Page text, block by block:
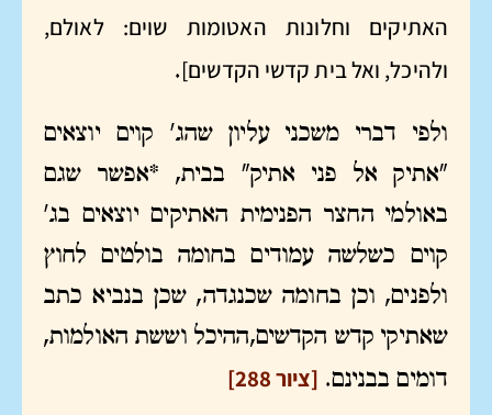
האתיקים וחלונות האטומות שוים: לאולם,
ולהיכל, ואל בית קדשי הקדשים].
ולפי דברי משכני עליון שהג' קוים יוצאים
"אתיק אל פני אתיק" בבית, *אפשר שגם
באולמי החצר הפנימית האתיקים יוצאים בג'
קוים כשלשה עמודים בחומה בולטים לחוץ
ולפנים, וכן בחומה שכנגדה, שכן בנביא כתב
שאתיקי קדש הקדשים,ההיכל וששת האולמות,
דומים בבנינם. [ציור 288]